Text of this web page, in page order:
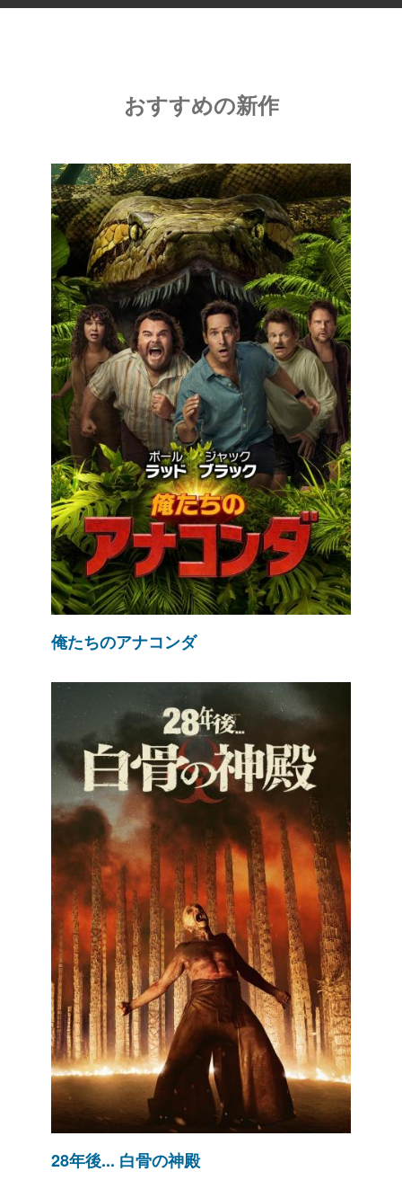
おすすめの新作
俺たちのアナコンダ
28年後... 白骨の神殿